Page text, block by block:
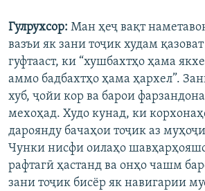
Гулрухсор: Ман ҳеҷ вақт
вазъи як зани тоҷик худам
гуфтааст, ки “хушбахтҳо ҳама
аммо бадбахтҳо ҳама ҳархел”.
хуб, ҷойи кор ва барои
мехоҳад. Худо кунад, ки
дароянду бачаҳои тоҷик аз
Чунки нисфи оилаҳо
рафтагӣ ҳастанд ва онҳо чашм
зани тоҷик бисёр як навигарии